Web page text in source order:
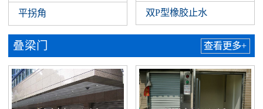
平拐角 双P型橡胶止水
叠梁门 查看更多+